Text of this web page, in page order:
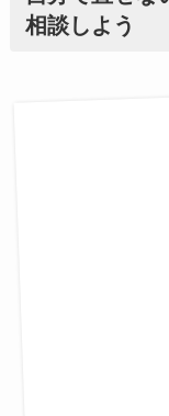
相談しよう